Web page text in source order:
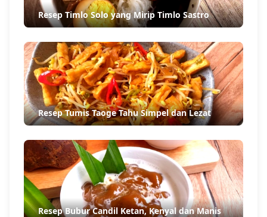
Resep Timlo Solo yang Mirip Timlo Sastro
Resep Tumis Taoge Tahu Simpel dan Lezat
Resep Bubur Candil Ketan, Kenyal dan Manis